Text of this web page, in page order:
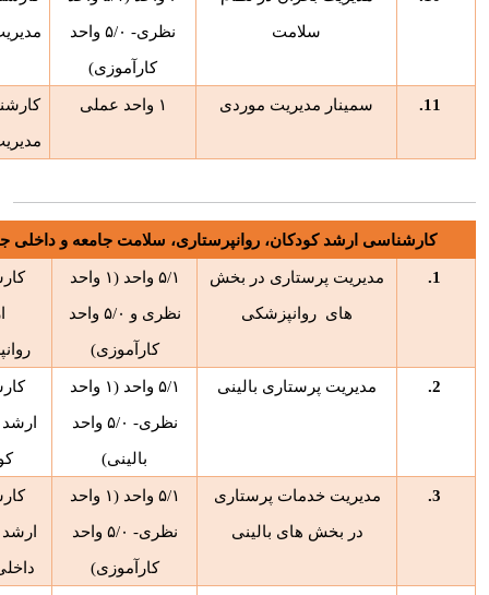
سلامت نظری- ۵/۰ واحد
کارآموزی)
11. سمینار مدیریت موردی ۱ واحد عملی
کارشناسی ارشد کودکان، روانپرستاری، سلامت جامعه و داخلی
1. مدیریت پرستاری در بخش
های روانپزشکی
۵/۱ واحد (۱ واحد
نظری و ۵/۰ واحد
کارآموزی)
2. مدیریت پرستاری بالینی ۵/۱ واحد (۱ واحد
نظری- ۵/۰ واحد
بالینی)
3. مدیریت خدمات پرستاری
در بخش های بالینی
۵/۱ واحد (۱ واحد
نظری- ۵/۰ واحد
کارآموزی)